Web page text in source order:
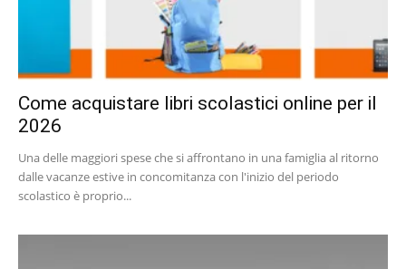
Come acquistare libri scolastici online per il
2026
Una delle maggiori spese che si affrontano in una famiglia al ritorno
dalle vacanze estive in concomitanza con l'inizio del periodo
scolastico è proprio...